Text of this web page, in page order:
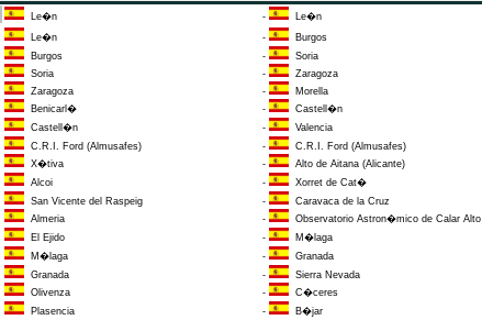
Le�n - Le�n
Le�n - Burgos
Burgos - Soria
Soria - Zaragoza
Zaragoza - Morella
Benicarl� - Castell�n
Castell�n - Valencia
C.R.I. Ford (Almusafes) - C.R.I. Ford (Almusafes)
X�tiva - Alto de Aitana (Alicante)
Alcoi - Xorret de Cat�
San Vicente del Raspeig - Caravaca de la Cruz
Almeria - Observatorio Astron�mico de Calar Alto
El Ejido - M�laga
M�laga - Granada
Granada - Sierra Nevada
Olivenza - C�ceres
Plasencia - B�jar